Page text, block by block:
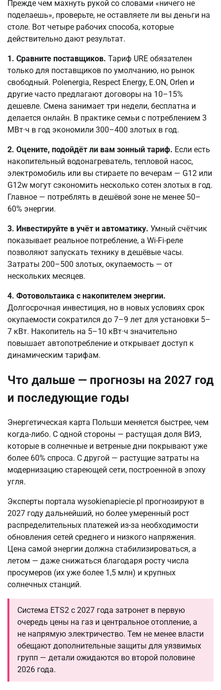
Прежде чем махнуть рукой со словами «ничего не
поделаешь», проверьте, не оставляете ли вы деньги на
столе. Вот четыре рабочих способа, которые
действительно дают результат.
1. Сравните поставщиков. Тариф URE обязателен
только для поставщиков по умолчанию, но рынок
свободный. Polenergia, Respect Energy, E.ON, Orlen и
другие часто предлагают договоры на 10–15%
дешевле. Смена занимает три недели, бесплатна и
делается онлайн. В практике семьи с потреблением 3
МВт·ч в год экономили 300–400 злотых в год.
2. Оцените, подойдёт ли вам зонный тариф. Если есть
накопительный водонагреватель, тепловой насос,
электромобиль или вы стираете по вечерам — G12 или
G12w могут сэкономить несколько сотен злотых в год.
Главное — потреблять в дешёвой зоне не менее 50–
60% энергии.
3. Инвестируйте в учёт и автоматику. Умный счётчик
показывает реальное потребление, а Wi-Fi-реле
позволяют запускать технику в дешёвые часы.
Затраты 200–500 злотых, окупаемость — от
нескольких месяцев.
4. Фотовольтаика с накопителем энергии.
Долгосрочная инвестиция, но в новых условиях срок
окупаемости сократился до 7–9 лет для установки 5–
7 кВт. Накопитель на 5–10 кВт·ч значительно
повышает автопотребление и открывает доступ к
динамическим тарифам.
Что дальше — прогнозы на 2027 год
и последующие годы
Энергетическая карта Польши меняется быстрее, чем
когда-либо. С одной стороны — растущая доля ВИЭ,
которые в солнечные и ветреные дни покрывают уже
более 60% спроса. С другой — растущие затраты на
модернизацию стареющей сети, построенной в эпоху
угля.
Эксперты портала wysokienapiecie.pl прогнозируют в
2027 году дальнейший, но более умеренный рост
распределительных платежей из-за необходимости
обновления сетей среднего и низкого напряжения.
Цена самой энергии должна стабилизироваться, а
летом — даже снижаться благодаря росту числа
просумеров (их уже более 1,5 млн) и крупных
солнечных станций.
Система ETS2 с 2027 года затронет в первую
очередь цены на газ и центральное отопление, а
не напрямую электричество. Тем не менее власти
обещают дополнительные защиты для уязвимых
групп — детали ожидаются во второй половине
2026 года.